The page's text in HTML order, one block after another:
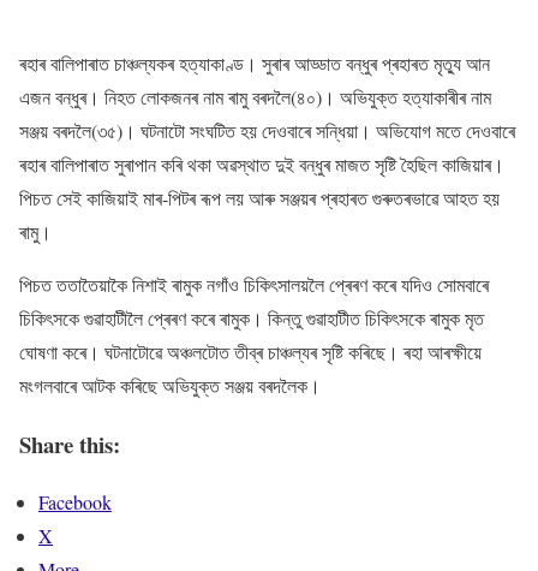
ৰহাৰ বালিপাৰাত চাঞ্চল্যকৰ হত্যাকাণ্ড। সুৰাৰ আড্ডাত বন্ধুৰ প্ৰহাৰত মৃত্যু আন
এজন বন্ধুৰ। নিহত লোকজনৰ নাম ৰামু বৰদলৈ(৪০)। অভিযুক্ত হত্যাকাৰীৰ নাম
সঞ্জয় বৰদলৈ(৩৫)। ঘটনাটো সংঘটিত হয় দেওবাৰে সন্ধিয়া। অভিযোগ মতে দেওবাৰে
ৰহাৰ বালিপাৰাত সুৰাপান কৰি থকা অৱস্থাত দুই বন্ধুৰ মাজত সৃষ্টি হৈছিল কাজিয়াৰ।
পিচত সেই কাজিয়াই মাৰ-পিটৰ ৰূপ লয় আৰু সঞ্জয়ৰ প্ৰহাৰত গুৰুতৰভাৱে আহত হয়
ৰামু।
পিচত ততাতৈয়াকৈ নিশাই ৰামুক নগাঁও চিকিৎসালয়লৈ প্ৰেৰণ কৰে যদিও সোমবাৰে
চিকিৎসকে গুৱাহাটীলৈ প্ৰেৰণ কৰে ৰামুক। কিন্তু গুৱাহাটীত চিকিৎসকে ৰামুক মৃত
ঘোষণা কৰে। ঘটনাটোৱে অঞ্চলটোত তীব্ৰ চাঞ্চল্যৰ সৃষ্টি কৰিছে। ৰহা আৰক্ষীয়ে
মংগলবাৰে আটক কৰিছে অভিযুক্ত সঞ্জয় বৰদলৈক।
Share this:
Facebook
X